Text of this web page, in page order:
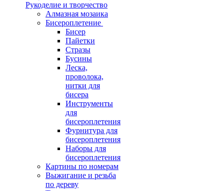
Рукоделие и творчество
Алмазная мозаика
Бисероплетение
Бисер
Пайетки
Стразы
Бусины
Леска,
проволока,
нитки для
бисера
Инструменты
для
бисероплетения
Фурнитура для
бисероплетения
Наборы для
бисероплетения
Картины по номерам
Выжигание и резьба
по дереву